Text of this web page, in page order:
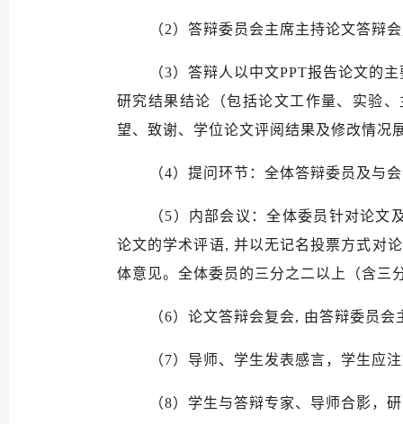
（2）答辩委员会主席主持论文答辩
（3） 答辩人 以中文PPT报告论文的主
研究结果结论（包括论文工作量、实验
望、致谢、学位论文评阅结果及修改情况
（4）提问环节： 全体答辩委员及与
（5）内部会议：全体委员针对论文
论文的学术评语, 并以无记名投票方式对
体意见。全体委员的三分之二以上
（含三
（6） 论文答辩会复会, 由答辩委员会
（7） 导师、学生发表感言，学生应
（8） 学生与答辩专家、导师合影，